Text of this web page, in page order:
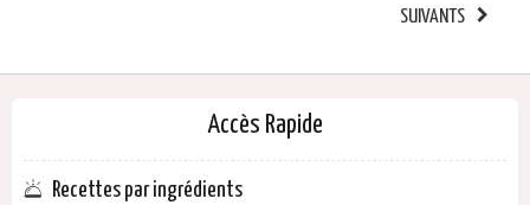
SUIVANTS
Accès Rapide
Recettes par ingrédients